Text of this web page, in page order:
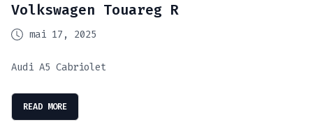
Volkswagen Touareg R
mai 17, 2025
Audi A5 Cabriolet
READ MORE